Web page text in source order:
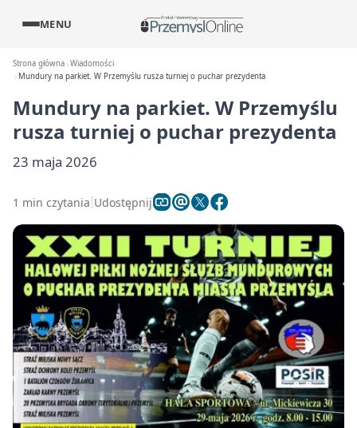
MENU
Strona główna Wiadomości
Mundury na parkiet. W Przemyślu rusza turniej o puchar prezydenta
Mundury na parkiet. W Przemyślu
rusza turniej o puchar prezydenta
23 maja 2026
1 min czytania Udostępnij